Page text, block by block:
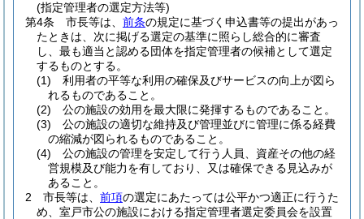
(指定管理者の選定方法等)
第4条
市長等は、 前条の規定に基づく申込書等の提出があっ
たときは、次に掲げる選定の基準に照らし総合的に審査
し、最も適当と認める団体を指定管理者の候補として選定
するものとする。
(1)
利用者の平等な利用の確保及びサービスの向上が図ら
れるものであること。
(2)
公の施設の効用を最大限に発揮するものであること。
(3)
公の施設の適切な維持及び管理並びに管理に係る経費
の縮減が図られるものであること。
(4)
公の施設の管理を安定して行う人員、資産その他の経
営規模及び能力を有しており、又は確保できる見込みが
あること。
2
市長等は、 前項の選定にあたっては公平かつ適正に行うた
め、室戸市公の施設における指定管理者選定委員会を設置